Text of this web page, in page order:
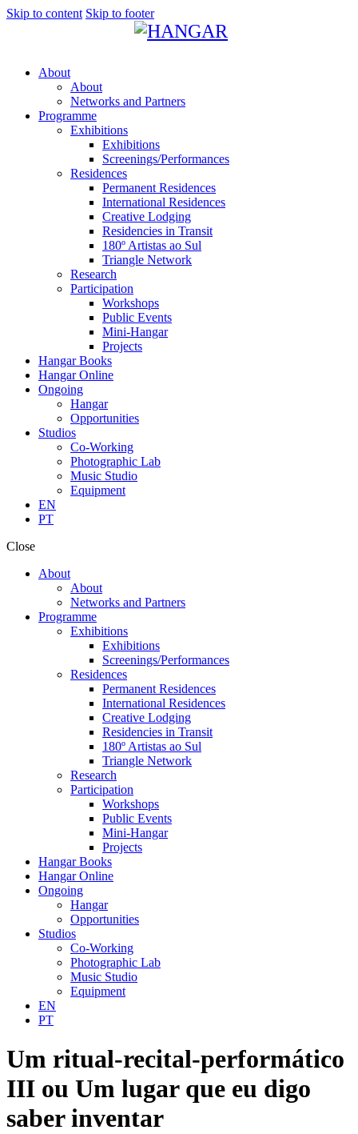
Skip to content Skip to footer
About
About
Networks and Partners
Programme
Exhibitions
Exhibitions
Screenings/Performances
Residences
Permanent Residences
International Residences
Creative Lodging
Residencies in Transit
180º Artistas ao Sul
Triangle Network
Research
Participation
Workshops
Public Events
Mini-Hangar
Projects
Hangar Books
Hangar Online
Ongoing
Hangar
Opportunities
Studios
Co-Working
Photographic Lab
Music Studio
Equipment
EN
PT
Close
About
About
Networks and Partners
Programme
Exhibitions
Exhibitions
Screenings/Performances
Residences
Permanent Residences
International Residences
Creative Lodging
Residencies in Transit
180º Artistas ao Sul
Triangle Network
Research
Participation
Workshops
Public Events
Mini-Hangar
Projects
Hangar Books
Hangar Online
Ongoing
Hangar
Opportunities
Studios
Co-Working
Photographic Lab
Music Studio
Equipment
EN
PT
Um ritual-recital-performático
III ou Um lugar que eu digo
saber inventar